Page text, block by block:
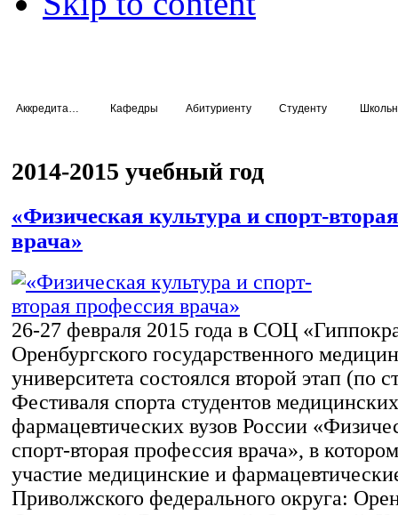
Кафедры Абитуриенту Студенту
2014-2015 учебный год
«Физическая культура и спорт-
врача»
26-27 февраля 2015 года в СОЦ
Оренбургского государственного
университета состоялся второй этап (по
Фестиваля спорта студентов
фармацевтических вузов России
спорт-вторая профессия врача», в
участие медицинские и
Приволжского федерального округа: